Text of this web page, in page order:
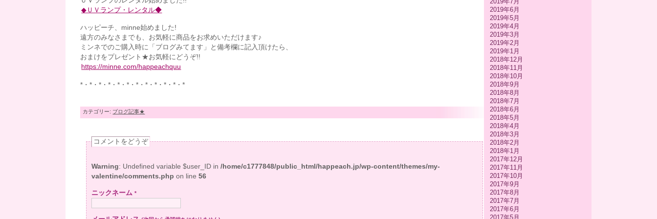
2019年6月
2019年5月
2019年4月
2019年3月
2019年2月
2019年1月
2018年12月
2018年11月
2018年10月
2018年9月
2018年8月
2018年7月
2018年6月
2018年5月
2018年4月
2018年3月
2018年2月
2018年1月
2017年12月
2017年11月
2017年10月
2017年9月
2017年8月
2017年7月
2017年6月
2017年5月
◆ＵＶランプ・レンタル◆
ハッピーチ、minne始めました!
遠方のみなさまでも、お気軽に商品をお求めいただけます♪
ミンネでのご購入時に「ブログみてます」と備考欄に記入頂けたら、
おまけをプレゼント★お気軽にどうぞ!!
https://minne.com/happeachquu
*・*・*・*・*・*・*・*・*・*・*・*
カテゴリー: ブログ記事★
コメントをどうぞ
Warning : Undefined variable $user_ID in/home/c1777848/public_html/happeach.jp/wp-content/themes/my-
valentine/comments.php on line56
ニックネーム*